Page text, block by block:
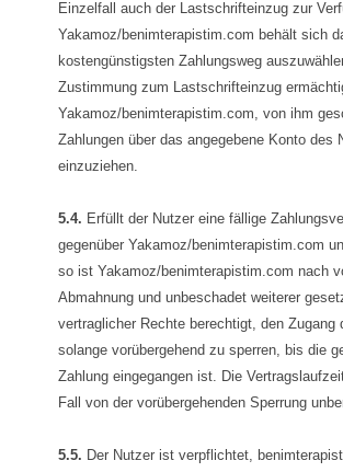
Einzelfall auch der Lastschrifteinzug zur
Yakamoz/benimterapistim.com behält sich
kostengünstigsten Zahlungsweg
Zustimmung zum Lastschrifteinzug
Yakamoz/benimterapistim.com, von ihm
Zahlungen über das angegebene Konto des
einzuziehen.
5.4. Erfüllt der Nutzer eine fällige
gegenüber Yakamoz/benimterapistim.com
so ist Yakamoz/benimterapistim.com nach
Abmahnung und unbeschadet weiterer
vertraglicher Rechte berechtigt, den Zugang
solange vorübergehend zu sperren, bis die
Zahlung eingegangen ist. Die
Fall von der vorübergehenden Sperrung
5.5. Der Nutzer ist verpflichtet,